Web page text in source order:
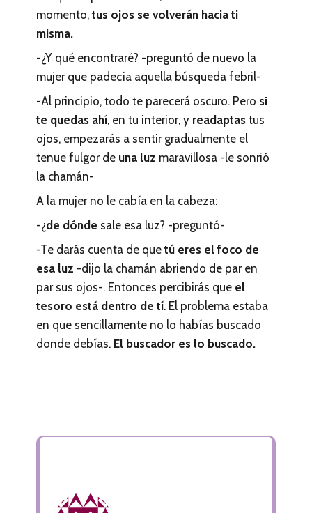
momento,tus ojos se volverán hacia ti
misma.
-¿Y qué encontraré? -preguntó de nuevo la
mujer que padecía aquella búsqueda febril-
-Al principio, todo te parecerá oscuro. Pero si
te quedas ahí, en tu interior, y readaptas tus
ojos, empezarás a sentir gradualmente el
tenue fulgor de una luz maravillosa -le sonrió
la chamán-
A la mujer no le cabía en la cabeza:
-¿de dónde sale esa luz? -preguntó-
-Te darás cuenta de quetú eres el foco de
esa luz -dijo la chamán abriendo de par en
par sus ojos-. Entonces percibirás que el
tesoro está dentro de tí. El problema estaba
en que sencillamente no lo habías buscado
donde debías. El buscador es lo buscado.